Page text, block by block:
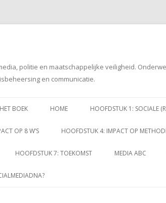
politie en maatschappelijke veiligheid.
en communicatie.
naar
HET BOEK HOME HOOFDSTUK 1: SOCIALE
OP 8 W’S HOOFDSTUK 4: IMPACT OP
HOOFDSTUK 7: TOEKOMST MEDIA ABC